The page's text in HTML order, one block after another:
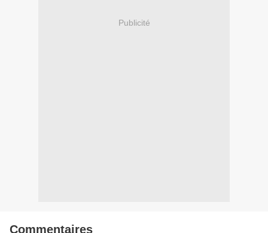
Publicité
Commentaires